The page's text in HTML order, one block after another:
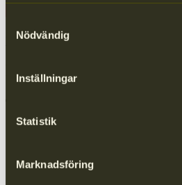
Nödvändig
Inställningar
Statistik
Marknadsföring
Läs mer om NPA
Fler Filmer och